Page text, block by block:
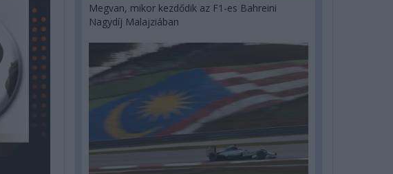
Megvan, mikor kezdődik az F1-es Bahreini
Nagydíj Malajziában